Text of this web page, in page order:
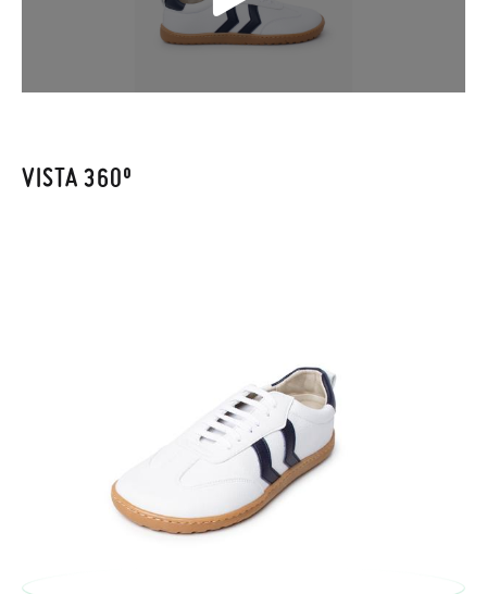
mínimo, sin preguntas. El precio final será el de los zapatos que
elijas, y si cuando te lleguen no te valen, sólo tienes que entrar
recogeremos la primera, sin gastos, en unos pocos días!
VISTA 360º